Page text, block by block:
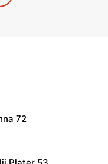
72